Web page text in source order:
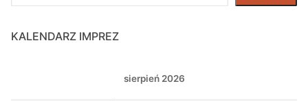
KALENDARZ IMPREZ
sierpień 2026